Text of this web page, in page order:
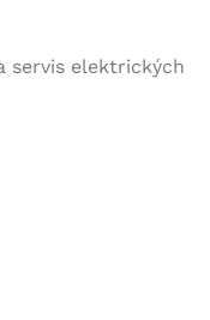
servis elektrických